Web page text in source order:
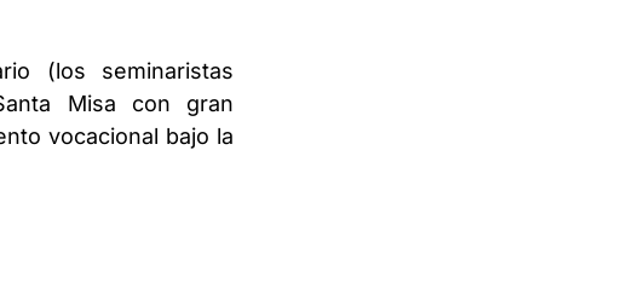
(los seminaristas
Misa con gran
vocacional bajo la